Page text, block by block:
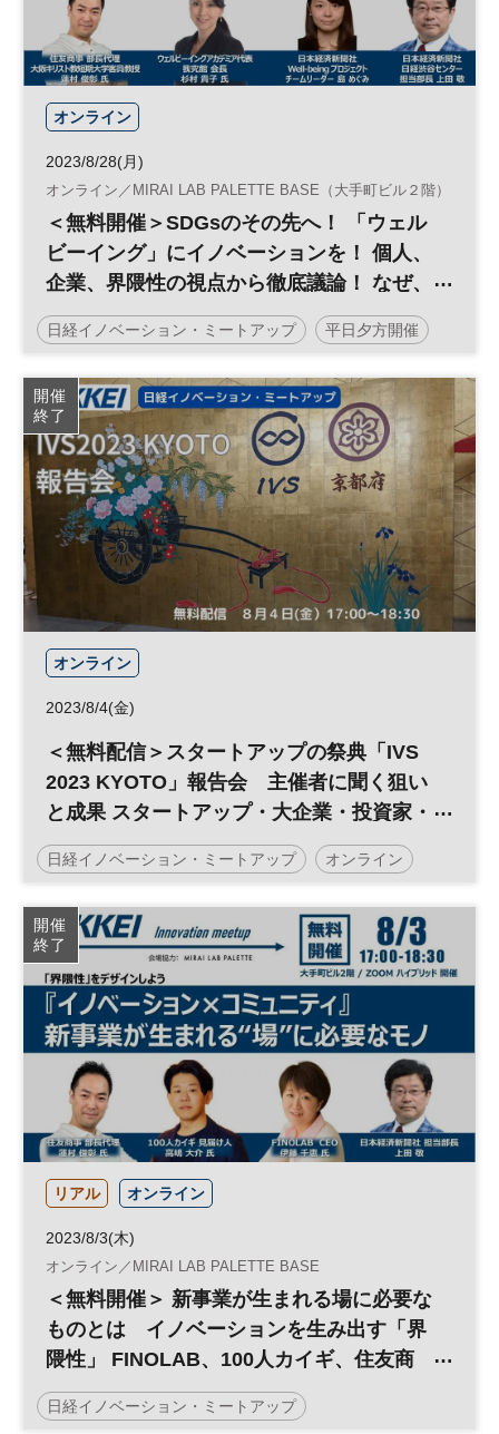
オンライン
2023/8/28(月)
オンライン／MIRAI LAB PALETTE BASE（大手町ビル２階）
＜無料開催＞SDGsのその先へ！ 「ウェル
ビーイング」にイノベーションを！ 個人、
企業、界隈性の視点から徹底議論！ なぜ、
今ウェルビーイングなのか？ ウェルビー
イングの実現に向けたイノベーションと
は？ 実現できた先にあるものとは何
か？ 界隈性との関係は？ ◆日経イノベ
ーション・ミートアップ◆
日経イノベーション・ミートアップ 平日夕方開催
オンライン講座 ウェルビーイング イノベーション
健康 働き方改革 ESG 人事 人材育成
SDGs 人材開発 参加無料
開催
終了
オンライン
2023/8/4(金)
＜無料配信＞スタートアップの祭典「IVS
2023 KYOTO」報告会 主催者に聞く狙い
と成果 スタートアップ・大企業・投資家・
行政などから参加者１万人超 京都、熱狂
の３日間 クリプト関連拡充 国際化、一段
と サイドイベントも目白押し ◆日経イノ
ベーション・ミートアップ◆
日経イノベーション・ミートアップ オンライン
京都 Web3 IVS 暗号資産 平日夕方開催
ブロックチェーン 仮想通貨 イノベーション
テクノロジー スタートアップ グローバル
参加無料 平日夜開催
開催
終了
リアル オンライン
2023/8/3(木)
オンライン／MIRAI LAB PALETTE BASE
＜無料開催＞ 新事業が生まれる場に必要な
ものとは イノベーションを生み出す「界
隈性」 FINOLAB、100人カイギ、住友商
事のコミュニティプロデューサーが集結 新
規事業創出になぜコミュニティが必要なの
日経イノベーション・ミートアップ